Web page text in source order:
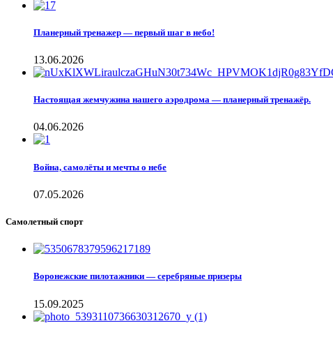
Планерный тренажер — первый шаг в небо!
13.06.2026
Настоящая жемчужина нашего аэродрома — планерный тренажёр.
04.06.2026
Война, самолёты и мечты о небе
07.05.2026
Самолетный спорт
Воронежские пилотажники — серебряные призеры
15.09.2025